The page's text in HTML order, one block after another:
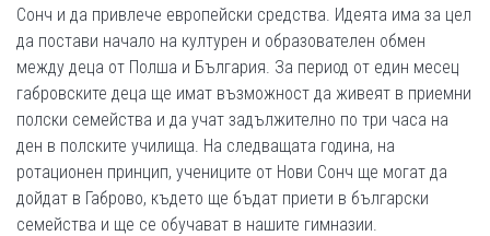
Сонч и да привлече европейски средства. Идеята има за цел
да постави начало на културен и образователен обмен
между деца от Полша и България. За период от един месец
габровските деца ще имат възможност да живеят в приемни
полски семейства и да учат задължително по три часа на
ден в полските училища. На следващата година, на
ротационен принцип, учениците от Нови Сонч ще могат да
дойдат в Габрово, където ще бъдат приети в български
семейства и ще се обучават в нашите гимназии.